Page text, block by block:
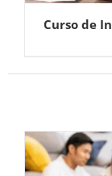
Curso de